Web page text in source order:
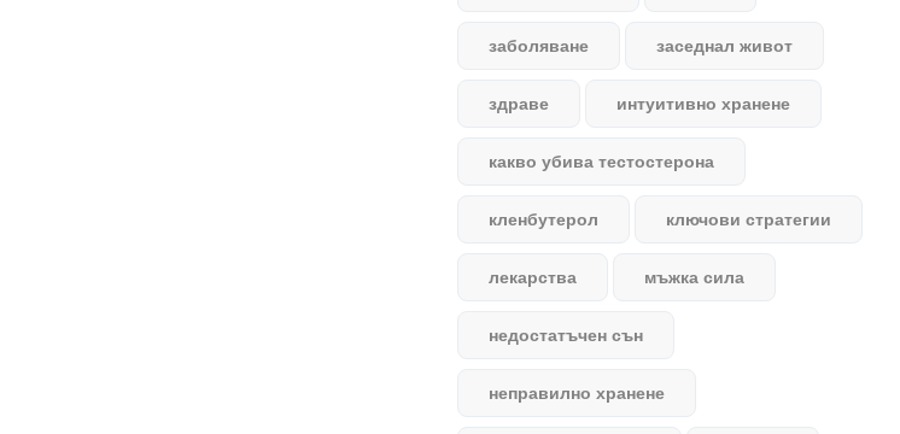
заболяване заседнал живот
здраве интуитивно хранене
какво убива тестостерона
кленбутерол ключови стратегии
лекарства мъжка сила
недостатъчен сън
неправилно хранене